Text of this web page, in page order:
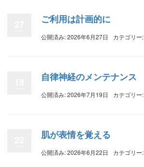
ご利用は計画的に
公開済み: 2026年6月27日 カテゴリー:
自律神経のメンテナンス
公開済み: 2026年7月19日 カテゴリー:
肌が表情を覚える
公開済み: 2026年6月22日 カテゴリー: